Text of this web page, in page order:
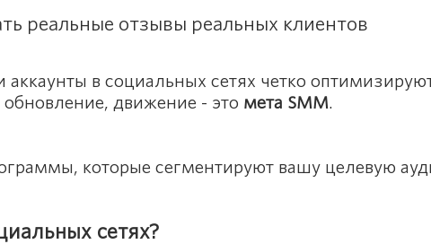
реальные отзывы реальных клиентов
аккаунты в социальных сетях четко
движение - это мета SMM.
которые сегментируют вашу целевую
сетях?